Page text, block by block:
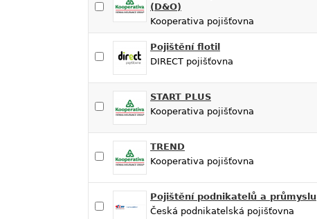
(D&O)
Kooperativa pojišťovna
Pojištění flotil
DIRECT pojišťovna
START PLUS
Kooperativa pojišťovna
TREND
Kooperativa pojišťovna
Pojištění podnikatelů a průmyslu
Česká podnikatelská pojišťovna